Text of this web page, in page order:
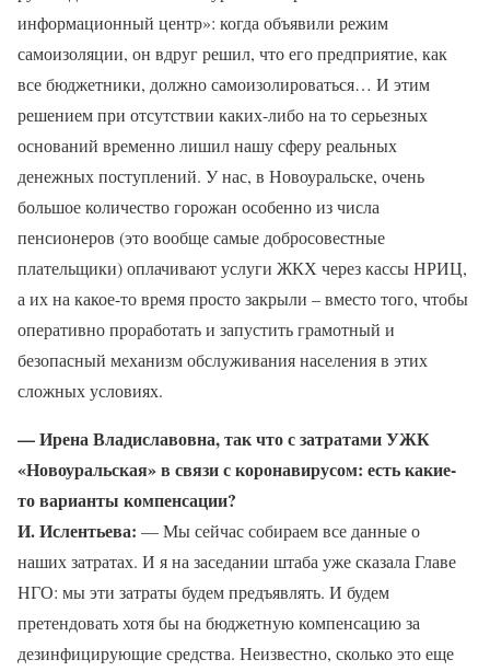
информационный центр»: когда объявили режим
самоизоляции, он вдруг решил, что его предприятие, как
все бюджетники, должно самоизолироваться… И этим
решением при отсутствии каких-либо на то серьезных
оснований временно лишил нашу сферу реальных
денежных поступлений. У нас, в Новоуральске, очень
большое количество горожан особенно из числа
пенсионеров (это вообще самые добросовестные
плательщики) оплачивают услуги ЖКХ через кассы НРИЦ,
а их на какое-то время просто закрыли – вместо того, чтобы
оперативно проработать и запустить грамотный и
безопасный механизм обслуживания населения в этих
сложных условиях.
— Ирена Владиславовна, так что с затратами УЖК
«Новоуральская» в связи с коронавирусом: есть какие-
то варианты компенсации?
И. Ислентьева: — Мы сейчас собираем все данные о
наших затратах. И я на заседании штаба уже сказала Главе
НГО: мы эти затраты будем предъявлять. И будем
претендовать хотя бы на бюджетную компенсацию за
дезинфицирующие средства. Неизвестно, сколько это еще